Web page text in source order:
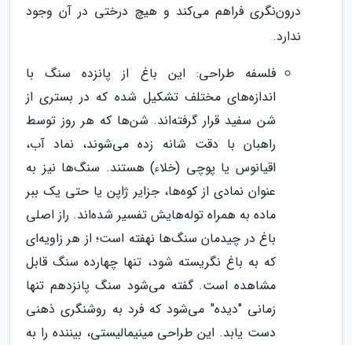
درون‌نگری فراهم می‌کند و هیچ درختی در آن وجود
ندارد.
فلسفه طراحی: این باغ از پانزده سنگ با
اندازه‌های مختلف تشکیل شده که در بستری از
شن سفید قرار گرفته‌اند. شن‌ها که هر روز توسط
راهبان با دقت شانه زده می‌شوند، نماد آب،
اقیانوس یا پوچی (خلاء) هستند. سنگ‌ها نیز به
عنوان نمادی از کوه‌ها، جزایر ژاپن یا حتی یک ببر
ماده به همراه توله‌هایش تفسیر شده‌اند. راز اصلی
باغ در چیدمان سنگ‌ها نهفته است؛ از هر زاویه‌ای
که به باغ نگریسته شود، تنها چهارده سنگ قابل
مشاهده است. گفته می‌شود سنگ پانزدهم تنها
زمانی "دیده" می‌شود که فرد به روشنگری ذهنی
دست یابد. این طراحی مینیمالیستی، بیننده را به